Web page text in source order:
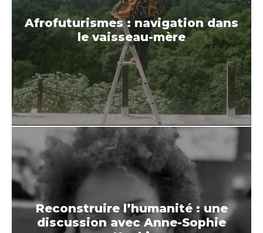
Afrofuturismes : navigation dans
le vaisseau-mère
Reconstruire l’humanité : une
discussion avec Anne-Sophie